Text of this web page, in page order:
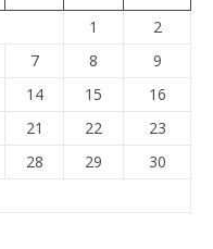
1
2
7 8
9
14 15
16
21 22
23
28 29
30